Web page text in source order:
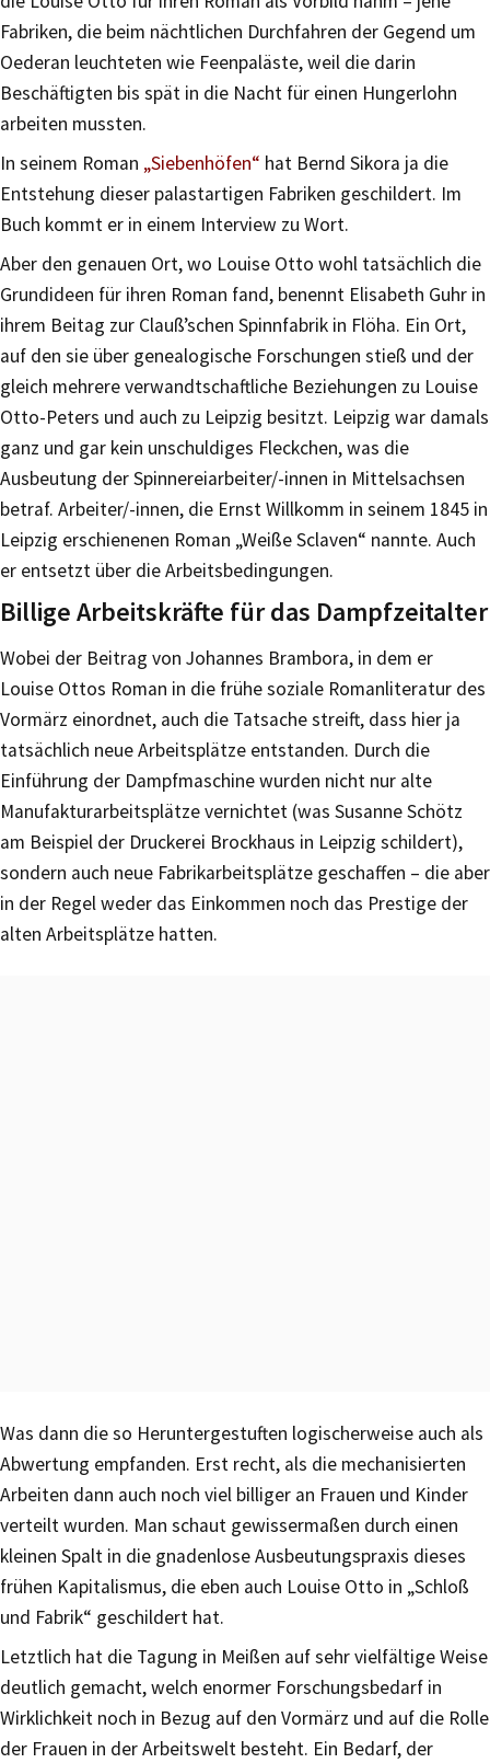
Fabriken, die beim nächtlichen Durchfahren der Gegend um
Oederan leuchteten wie Feenpaläste, weil die darin
Beschäftigten bis spät in die Nacht für einen Hungerlohn
arbeiten mussten.
In seinem Roman „Siebenhöfen“ hat Bernd Sikora ja die
Entstehung dieser palastartigen Fabriken geschildert. Im
Buch kommt er in einem Interview zu Wort.
Aber den genauen Ort, wo Louise Otto wohl tatsächlich die
Grundideen für ihren Roman fand, benennt Elisabeth Guhr in
ihrem Beitag zur Clauß’schen Spinnfabrik in Flöha. Ein Ort,
auf den sie über genealogische Forschungen stieß und der
gleich mehrere verwandtschaftliche Beziehungen zu Louise
Otto-Peters und auch zu Leipzig besitzt. Leipzig war damals
ganz und gar kein unschuldiges Fleckchen, was die
Ausbeutung der Spinnereiarbeiter/-innen in Mittelsachsen
betraf. Arbeiter/-innen, die Ernst Willkomm in seinem 1845 in
Leipzig erschienenen Roman „Weiße Sclaven“ nannte. Auch
er entsetzt über die Arbeitsbedingungen.
Billige Arbeitskräfte für das Dampfzeitalter
Wobei der Beitrag von Johannes Brambora, in dem er
Louise Ottos Roman in die frühe soziale Romanliteratur des
Vormärz einordnet, auch die Tatsache streift, dass hier ja
tatsächlich neue Arbeitsplätze entstanden. Durch die
Einführung der Dampfmaschine wurden nicht nur alte
Manufakturarbeitsplätze vernichtet (was Susanne Schötz
am Beispiel der Druckerei Brockhaus in Leipzig schildert),
sondern auch neue Fabrikarbeitsplätze geschaffen – die aber
in der Regel weder das Einkommen noch das Prestige der
alten Arbeitsplätze hatten.
Was dann die so Heruntergestuften logischerweise auch als
Abwertung empfanden. Erst recht, als die mechanisierten
Arbeiten dann auch noch viel billiger an Frauen und Kinder
verteilt wurden. Man schaut gewissermaßen durch einen
kleinen Spalt in die gnadenlose Ausbeutungspraxis dieses
frühen Kapitalismus, die eben auch Louise Otto in „Schloß
und Fabrik“ geschildert hat.
Letztlich hat die Tagung in Meißen auf sehr vielfältige Weise
deutlich gemacht, welch enormer Forschungsbedarf in
Wirklichkeit noch in Bezug auf den Vormärz und auf die Rolle
der Frauen in der Arbeitswelt besteht. Ein Bedarf, der